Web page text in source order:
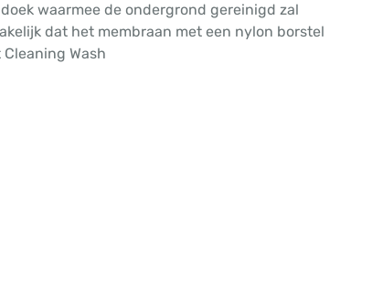
waarmee de ondergrond gereinigd zal
dat het membraan met een nylon borstel
Wash